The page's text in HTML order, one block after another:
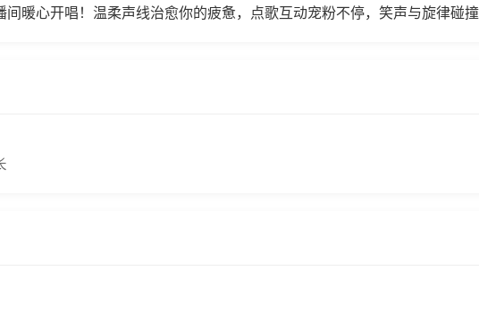
暖心开唱！温柔声线治愈你的疲惫，点歌互动宠粉不停，笑声与旋律碰